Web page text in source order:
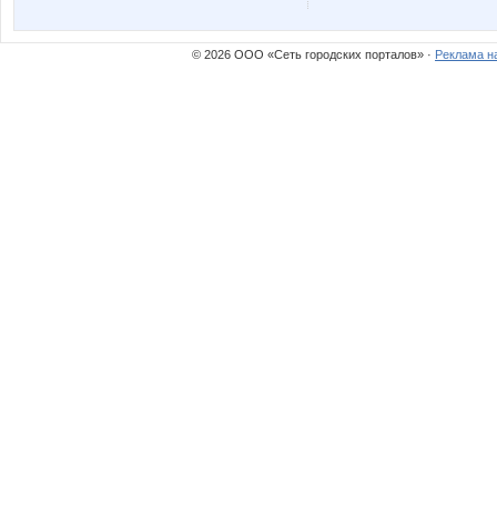
© 2026 ООО «Сеть городских порталов» · Реклама